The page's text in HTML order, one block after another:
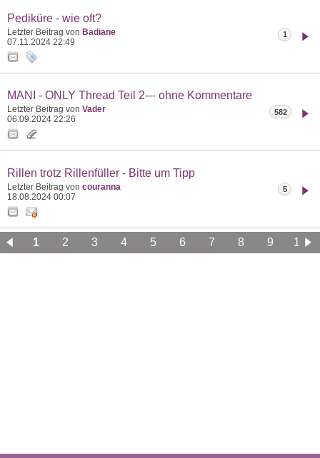
Pediküre - wie oft?
Letzter Beitrag von Badiane
07.11.2024 22:49
1
MANI - ONLY Thread Teil 2--- ohne Kommentare
Letzter Beitrag von Vader
06.09.2024 22:26
582
Rillen trotz Rillenfüller - Bitte um Tipp
Letzter Beitrag von couranna
18.08.2024 00:07
5
1 2 3 4 5 6 7 8 9
10